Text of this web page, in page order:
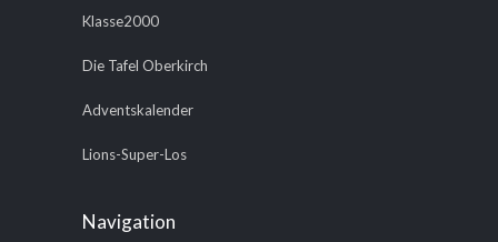
Klasse2000
Die Tafel Oberkirch
Adventskalender
Lions-Super-Los
Navigation